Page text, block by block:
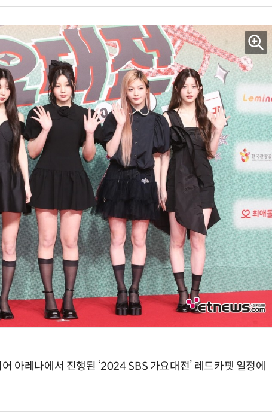
아레나에서 진행된 ‘2024 SBS 가요대전’ 레드카펫 일정에
AI Native Enterprise를 지원하는 AI Ready Data 플랫폼 활용 전략 AI 시대의 옵저버빌리티: GPU·LLM 모니터링부터 AI 기반 장애 대응까지